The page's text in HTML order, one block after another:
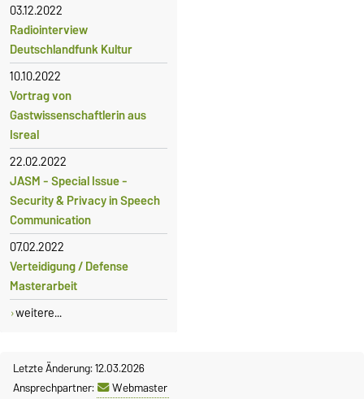
03.12.2022
Radiointerview
Deutschlandfunk Kultur
10.10.2022
Vortrag von
Gastwissenschaftlerin aus
Isreal
22.02.2022
JASM - Special Issue -
Security & Privacy in Speech
Communication
07.02.2022
Verteidigung / Defense
Masterarbeit
weitere...
Letzte Änderung: 12.03.2026
Ansprechpartner:
Webmaster